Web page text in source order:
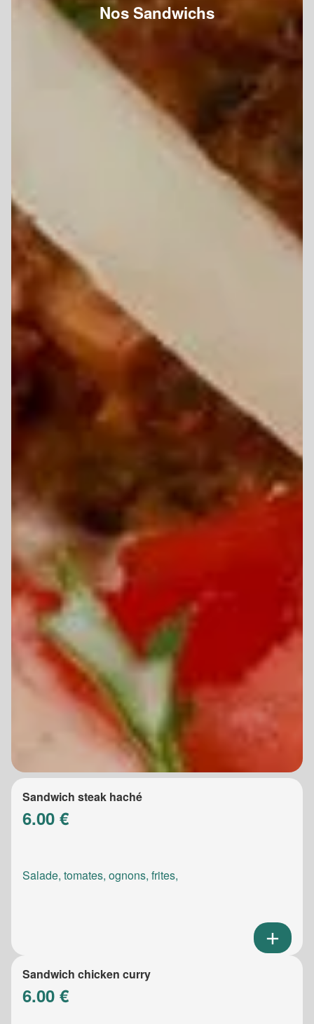
Nos Sandwichs
Sandwich steak haché
6.00 €
Salade, tomates, ognons, frites,
Sandwich chicken curry
6.00 €